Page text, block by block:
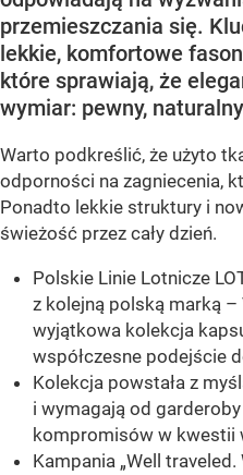
przemieszczania się.
lekkie, komfortowe
które sprawiają, że
wymiar: pewny,
Warto podkreślić, że użyto
odporności na zagniecenia,
Ponadto lekkie struktury i
świeżość przez cały dzień.
Polskie Linie Lotnicze
z kolejną polską marką
wyjątkowa kolekcja
współczesne podejście
Kolekcja powstała z
i wymagają od
kompromisów w kwestii
Kampania „Well